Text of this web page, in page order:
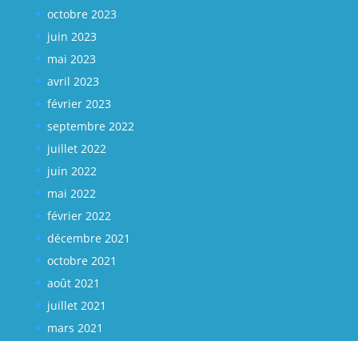
octobre 2023
juin 2023
mai 2023
avril 2023
février 2023
septembre 2022
juillet 2022
juin 2022
mai 2022
février 2022
décembre 2021
octobre 2021
août 2021
juillet 2021
mars 2021